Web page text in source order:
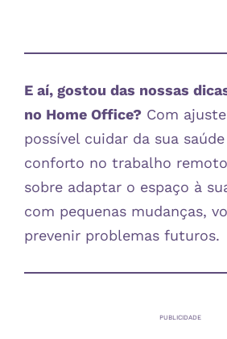
E aí, gostou das nossas
no Home Office? Com
possível cuidar da sua
conforto no trabalho
sobre adaptar o espaço à
com pequenas mudanças,
prevenir problemas futuros.
PUBLICIDADE